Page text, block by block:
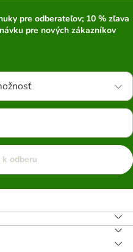
pre odberateľov; 10 % zľava
pre nových zákazníkov
odberu